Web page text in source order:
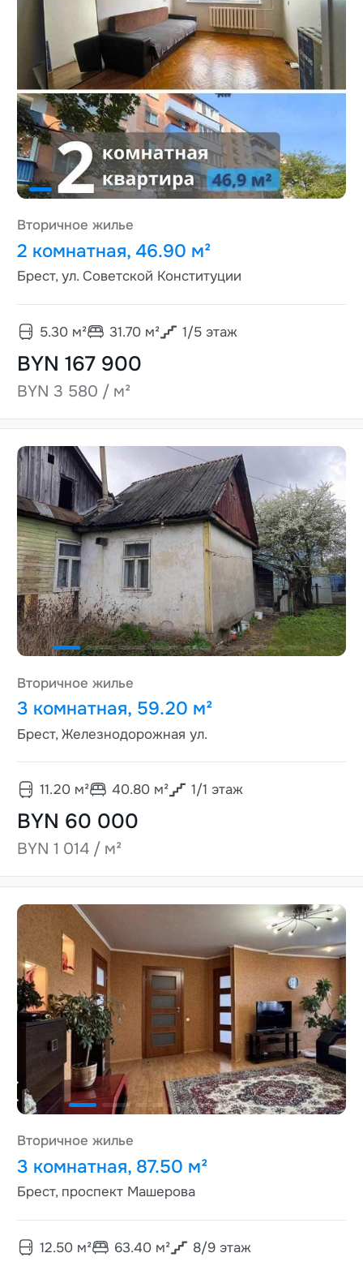
Вторичное жилье
2 комнатная, 46.90 м²
Брест, ул. Советской Конституции
5.30м² 31.70м² 1/5этаж
BYN 167 900
BYN 3 580 / м²
Вторичное жилье
3 комнатная, 59.20 м²
Брест, Железнодорожная ул.
11.20м² 40.80м² 1/1 этаж
BYN 60 000
BYN 1 014 / м²
Вторичное жилье
3 комнатная, 87.50 м²
Брест, проспект Машерова
12.50м² 63.40м² 8/9этаж